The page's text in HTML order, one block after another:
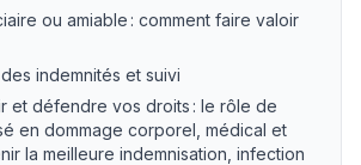
ou amiable : comment faire valoir
indemnités et suivi
et défendre vos droits : le rôle de
en dommage corporel, médical et
la meilleure indemnisation, infection